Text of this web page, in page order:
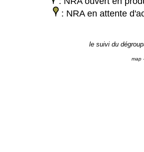
: NRA en attente
le suivi du
map